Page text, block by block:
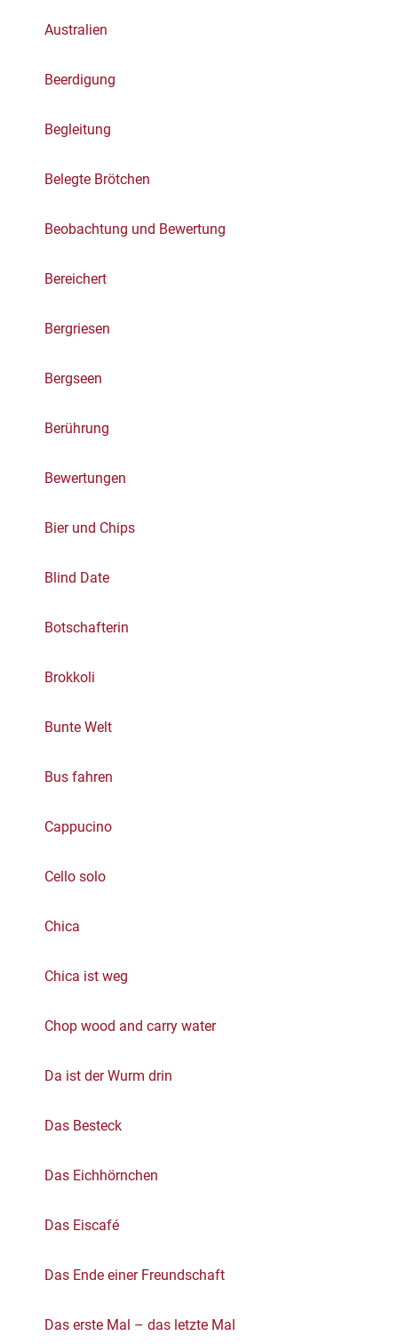
Australien
Beerdigung
Begleitung
Belegte Brötchen
Beobachtung und Bewertung
Bereichert
Bergriesen
Bergseen
Berührung
Bewertungen
Bier und Chips
Blind Date
Botschafterin
Brokkoli
Bunte Welt
Bus fahren
Cappucino
Cello solo
Chica
Chica ist weg
Chop wood and carry water
Da ist der Wurm drin
Das Besteck
Das Eichhörnchen
Das Eiscafé
Das Ende einer Freundschaft
Das erste Mal – das letzte Mal